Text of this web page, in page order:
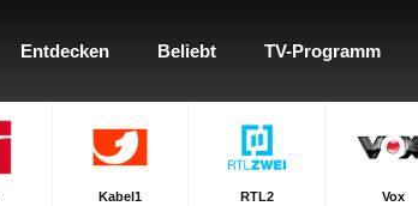
Entdecken Beliebt TV-Programm
Kabel1 RTL2 Vox